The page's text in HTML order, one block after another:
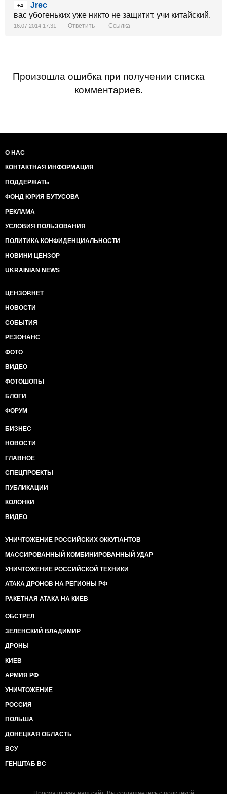
+4
Jrec
вас убогеньких уже никто не защитит. учи китайский.
16.07.2014 17:31 Ответить Ссылка
Произошла ошибка при получении списка
комментариев.
О НАС
КОНТАКТНАЯ ИНФОРМАЦИЯ
ПОДДЕРЖАТЬ
ФОНД ЮРИЯ БУТУСОВА
РЕКЛАМА
УСЛОВИЯ ПОЛЬЗОВАНИЯ
ПОЛИТИКА КОНФИДЕНЦИАЛЬНОСТИ
НОВИНИ ЦЕНЗОР
UKRAINIAN NEWS
ЦЕНЗОР.НЕТ
НОВОСТИ
СОБЫТИЯ
РЕЗОНАНС
ФОТО
ВИДЕО
ФОТОШОПЫ
БЛОГИ
ФОРУМ
БИЗНЕС
НОВОСТИ
ГЛАВНОЕ
СПЕЦПРОЕКТЫ
ПУБЛИКАЦИИ
КОЛОНКИ
ВИДЕО
УНИЧТОЖЕНИЕ РОССИЙСКИХ ОККУПАНТОВ
МАССИРОВАННЫЙ КОМБИНИРОВАННЫЙ УДАР
УНИЧТОЖЕНИЕ РОССИЙСКОЙ ТЕХНИКИ
АТАКА ДРОНОВ НА РЕГИОНЫ РФ
РАКЕТНАЯ АТАКА НА КИЕВ
ОБСТРЕЛ
ЗЕЛЕНСКИЙ ВЛАДИМИР
ДРОНЫ
КИЕВ
АРМИЯ РФ
УНИЧТОЖЕНИЕ
РОССИЯ
ПОЛЬША
ДОНЕЦКАЯ ОБЛАСТЬ
ВСУ
ГЕНШТАБ ВС